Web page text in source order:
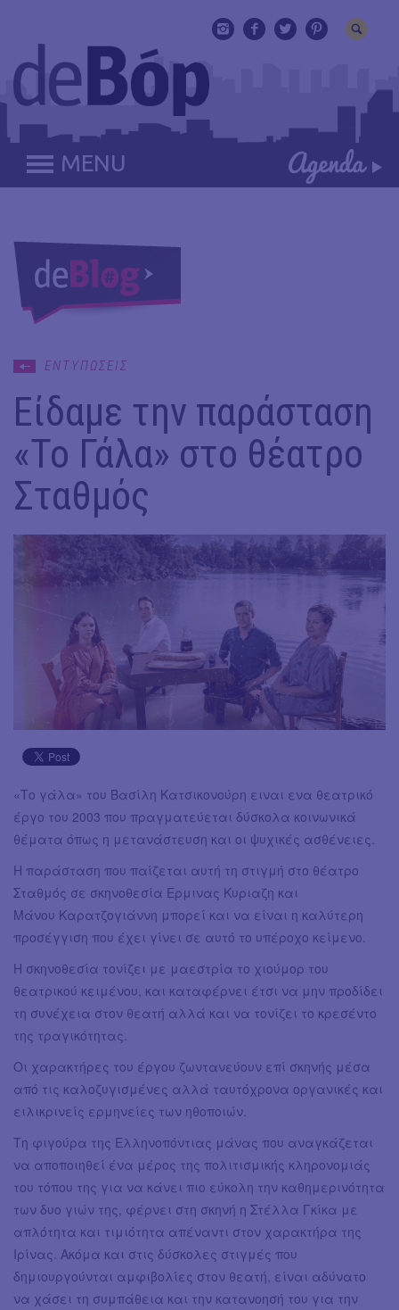
MENU
ΕΝΤΥΠΩΣΕΙΣ
Είδαμε την παράσταση
«Το Γάλα» στο θέατρο
Σταθμός
«Το γάλα» του Βασίλη Κατσικονούρη ειναι ενα θεατρικό
έργο του 2003 που πραγματεύεται δύσκολα κοινωνικά
θέματα όπως η μετανάστευση και οι ψυχικές ασθένειες.
Η παράσταση που παίζεται αυτή τη στιγμή στο θέατρο
Σταθμός σε σκηνοθεσία Ερμινας Κυριαζη και
Μάνου Καρατζογιάννη μπορεί και να είναι η καλύτερη
προσέγγιση που έχει γίνει σε αυτό το υπέροχο κείμενο.
Η σκηνοθεσία τονίζει με μαεστρία το χιούμορ του
θεατρικού κειμένου, και καταφέρνει έτσι να μην προδίδει
τη συνέχεια στον θεατή αλλά και να τονίζει το κρεσέντο
της τραγικότητας.
Οι χαρακτήρες του έργου ζωντανεύουν επί σκηνής μέσα
από τις καλοζυγισμένες αλλά ταυτόχρονα οργανικές και
ειλικρινείς ερμηνείες των ηθοποιών.
Τη φιγούρα της Ελληνοπόντιας μάνας που αναγκάζεται
να αποποιηθεί ένα μέρος της πολιτισμικής κληρονομιάς
του τόπου της για να κάνει πιο εύκολη την καθημερινότητα
των δυο γιών της, φέρνει στη σκηνή η Στέλλα Γκίκα με
απλότητα και τιμιότητα απέναντι στον χαρακτήρα της
Ιρίνας. Ακόμα και στις δύσκολες στιγμές που
δημιουργούνται αμφιβολίες στον θεατή, είναι αδύνατο
να χάσει τη συμπάθεια και την κατανοησή του για την